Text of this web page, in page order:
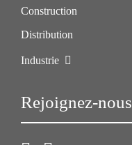
Construction
Distribution
Industrie
Rejoignez-nous